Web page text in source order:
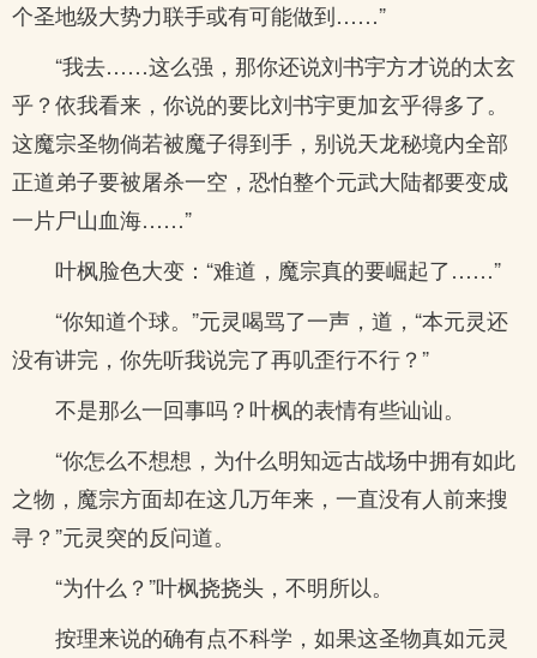
个圣地级大势力联手或有可能做到……”
“我去……这么强，那你还说刘书宇方才说的太玄
乎？依我看来，你说的要比刘书宇更加玄乎得多了。
这魔宗圣物倘若被魔子得到手，别说天龙秘境内全部
正道弟子要被屠杀一空，恐怕整个元武大陆都要变成
一片尸山血海……”
叶枫脸色大变：“难道，魔宗真的要崛起了……”
“你知道个球。”元灵喝骂了一声，道，“本元灵还
没有讲完，你先听我说完了再叽歪行不行？”
不是那么一回事吗？叶枫的表情有些讪讪。
“你怎么不想想，为什么明知远古战场中拥有如此
之物，魔宗方面却在这几万年来，一直没有人前来搜
寻？”元灵突的反问道。
“为什么？”叶枫挠挠头，不明所以。
按理来说的确有点不科学，如果这圣物真如元灵